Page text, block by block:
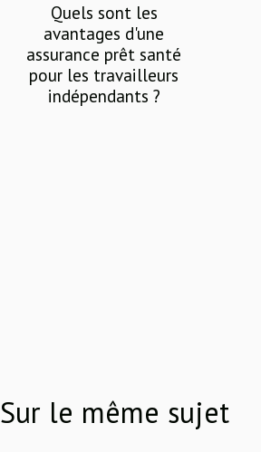
Quels sont les
avantages d'une
assurance prêt santé
pour les travailleurs
indépendants ?
Sur le même sujet